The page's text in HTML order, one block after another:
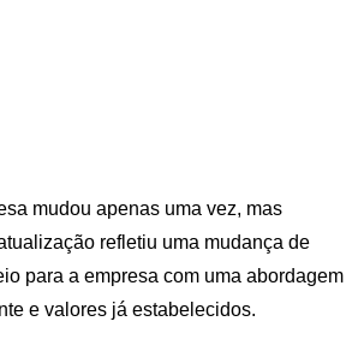
mudou apenas uma vez, mas
refletiu uma mudança de
para a empresa com uma abordagem
e valores já estabelecidos.